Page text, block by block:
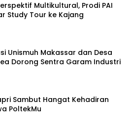
Multikultural, Prodi PAI
Study Tour ke Kajang
Unismuh Makassar dan Desa
Dorong Sentra Garam Industri
Sambut Hangat Kehadiran
PoltekMu